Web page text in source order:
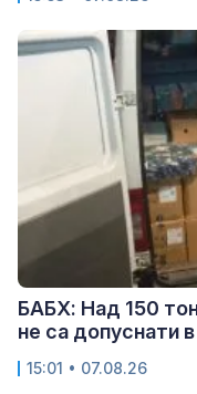
БАБХ: Над 150
не са допуснати
15:01 • 07.08.26